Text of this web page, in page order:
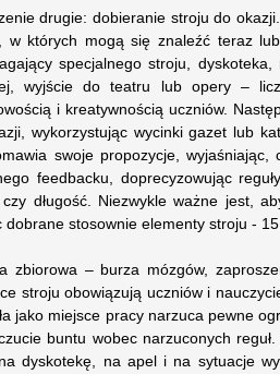
drugie: dobieranie stroju do
w których mogą się znaleźć teraz
specjalnego stroju,
wyjście do teatru lub opery –
i kreatywnością uczniów.
wykorzystując wycinki gazet lub
swoje propozycje, wyjaśniając,
feedbacku, doprecyzowując
długość. Niezwykle ważne jest,
dobrane stosownie elementy stroju -
zbiorowa – burza mózgów,
stroju obowiązują uczniów i
jako miejsce pracy narzuca pewne
buntu wobec narzuconych
dyskotekę, na apel i na sytuacje